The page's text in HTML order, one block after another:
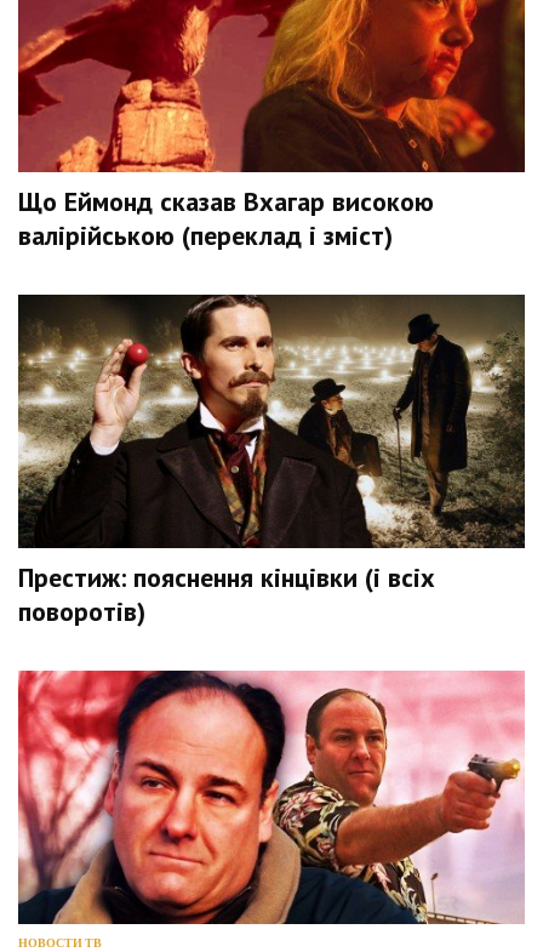
Що Еймонд сказав Вхагар високою
валірійською (переклад і зміст)
Престиж: пояснення кінцівки (і всіх
поворотів)
НОВОСТИ ТВ